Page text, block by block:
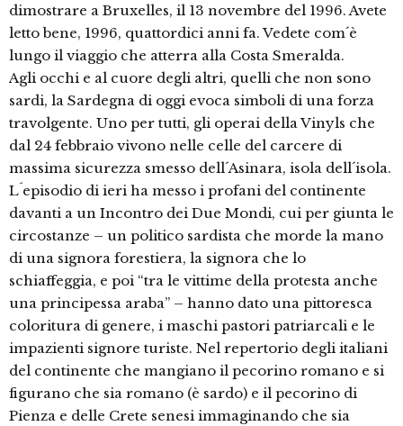
dimostrare a Bruxelles, il 13 novembre del 1996. Avete
letto bene, 1996, quattordici anni fa. Vedete com´è
lungo il viaggio che atterra alla Costa Smeralda.
Agli occhi e al cuore degli altri, quelli che non sono
sardi, la Sardegna di oggi evoca simboli di una forza
travolgente. Uno per tutti, gli operai della Vinyls che
dal 24 febbraio vivono nelle celle del carcere di
massima sicurezza smesso dell´Asinara, isola dell´isola.
L´episodio di ieri ha messo i profani del continente
davanti a un Incontro dei Due Mondi, cui per giunta le
circostanze – un politico sardista che morde la mano
di una signora forestiera, la signora che lo
schiaffeggia, e poi “tra le vittime della protesta anche
una principessa araba” – hanno dato una pittoresca
coloritura di genere, i maschi pastori patriarcali e le
impazienti signore turiste. Nel repertorio degli italiani
del continente che mangiano il pecorino romano e si
figurano che sia romano (è sardo) e il pecorino di
Pienza e delle Crete senesi immaginando che sia